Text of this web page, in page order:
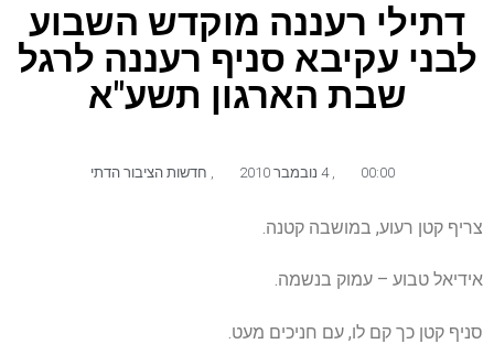
דתילי רעננה מוקדש השבוע
לבני עקיבא סניף רעננה לרגל
שבת הארגון תשע"א
00:00
, 4 נובמבר 2010 , חדשות הציבור הדתי
צריף קטן רעוע, במושבה קטנה.
אידיאל טבוע – עמוק בנשמה.
סניף קטן כך קם לו, עם חניכים מעט.